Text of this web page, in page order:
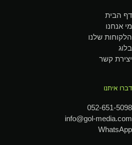
דף הבית
מי אנחנו
הלקוחות שלנו
בלוג
יצירת קשר
דברו איתנו
052-651-5098
info@gol-media.com
WhatsApp